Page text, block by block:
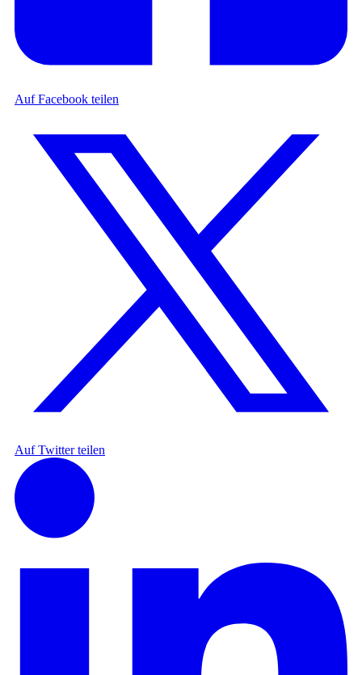
Auf Facebook teilen
Auf Twitter teilen